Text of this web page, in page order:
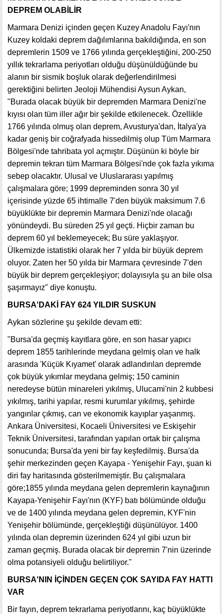
DEPREM OLABİLİR
Marmara Denizi içinden geçen Kuzey Anadolu Fayı'nın
Kuzey koldaki deprem dağılımlarına bakıldığında, en son
depremlerin 1509 ve 1766 yılında gerçekleştiğini, 200-250
yıllık tekrarlama periyotları olduğu düşünüldüğünde bu
alanın bir sismik boşluk olarak değerlendirilmesi
gerektiğini belirten Jeoloji Mühendisi Aysun Aykan,
"Burada olacak büyük bir depremden Marmara Denizi'ne
kıyısı olan tüm iller ağır bir şekilde etkilenecek. Özellikle
1766 yılında olmuş olan deprem, Avusturya'dan, İtalya'ya
kadar geniş bir coğrafyada hissedilmiş olup Tüm Marmara
Bölgesi'nde tahribata yol açmıştır. Düşünün ki böyle bir
depremin tekrarı tüm Marmara Bölgesi'nde çok fazla yıkıma
sebep olacaktır. Ulusal ve Uluslararası yapılmış
çalışmalara göre; 1999 depreminden sonra 30 yıl
içerisinde yüzde 65 ihtimalle 7'den büyük maksimum 7.6
büyüklükte bir depremin Marmara Denizi'nde olacağı
yönündeydi. Bu süreden 25 yıl geçti. Hiçbir zaman bu
deprem 60 yıl beklemeyecek; Bu süre yaklaşıyor.
Ülkemizde istatistiki olarak her 7 yılda bir büyük deprem
oluyor. Zaten her 50 yılda bir Marmara çevresinde 7'den
büyük bir deprem gerçekleşiyor; dolayısıyla şu an bile olsa
şaşırmayız" diye konuştu.
BURSA'DAKİ FAY 624 YILDIR SUSKUN
Aykan sözlerine şu şekilde devam etti:
"Bursa'da geçmiş kayıtlara göre, en son hasar yapıcı
deprem 1855 tarihlerinde meydana gelmiş olan ve halk
arasında 'Küçük Kıyamet' olarak adlandırılan depremde
çok büyük yıkımlar meydana gelmiş; 150 caminin
neredeyse bütün minareleri yıkılmış, Ulucami'nin 2 kubbesi
yıkılmış, tarihi yapılar, resmi kurumlar yıkılmış, şehirde
yangınlar çıkmış, can ve ekonomik kayıplar yaşanmış.
Ankara Üniversitesi, Kocaeli Üniversitesi ve Eskişehir
Teknik Üniversitesi, tarafından yapılan ortak bir çalışma
sonucunda; Bursa'da yeni bir fay keşfedilmiş. Bursa'da
şehir merkezinden geçen Kayapa - Yenişehir Fayı, şuan ki
diri fay haritasında gösterilmemiştir. Bu çalışmalara
göre;1855 yılında meydana gelen depremlerin kaynağının
Kayapa-Yenişehir Fayı'nın (KYF) batı bölümünde olduğu
ve de 1400 yılında meydana gelen depremin, KYF'nin
Yenişehir bölümünde, gerçekleştiği düşünülüyor. 1400
yılında olan depremin üzerinden 624 yıl gibi uzun bir
zaman geçmiş. Burada olacak bir depremin 7'nin üzerinde
olma potansiyeli olduğu belirtiliyor."
BURSA'NIN İÇİNDEN GEÇEN ÇOK SAYIDA FAY HATTI
VAR
Bir fayın, deprem tekrarlama periyotlarını, kaç büyüklükte